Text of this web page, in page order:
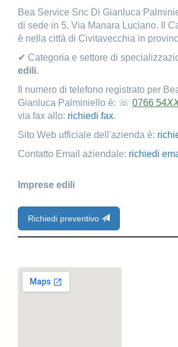
Bea Service Snc Di Gianluca
di sede in 5, Via Manara Luciano. Il
è nella città di Civitavecchia in
✔ Categoria e settore di
edili.
Il numero di telefono registrato per
Gianluca Palminiello è: ☏ 0766 54
via fax allo: richiedi fax.
Sito Web ufficiale dell'azienda è:
Contatto Email aziendale: richiedi
Imprese edili
Richiedi preventivo